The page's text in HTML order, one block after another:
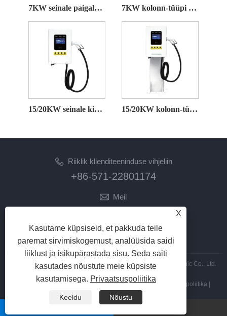
7KW seinale paigaldatav kompaktne alalisvoolu laadimispakk 7KW kolonn-tüüpi alalisvoolu laadimispakk
15/20KW seinale kinnitatav kompaktne alalisvoolu laadimispakk 15/20KW kolonn-tüüpi alalisvoolu laadimispakk
Riiklik klienditeeninduse vihjeliin
+86-571-22801174
Meil
JÄRGNE MEILE
Autoriõigus © 2026 Zhejiang Zhaofeng Mechanical and Electronic Co., Ltd.
Kõik õigused kaitstud.
RSS | XML | Privaatsuspoliitika|
X
Kasutame küpsiseid, et pakkuda teile
paremat sirvimiskogemust, analüüsida saidi
liiklust ja isikupärastada sisu. Seda saiti
kasutades nõustute meie küpsiste
kasutamisega. Privaatsuspoliitika
Keeldu Nõustu